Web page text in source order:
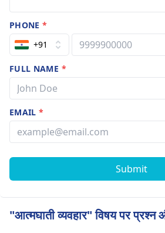
PHONE*
+91
FULL NAME *
EMAIL*
Submit
"आत्मघाती व्यवहार" विषय पर प्रश्न